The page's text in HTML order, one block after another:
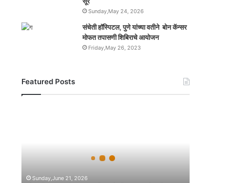
Sunday,May 24, 2026
संचेती हॉस्पिटल, पुणे यांच्या वतीने बोन कॅन्सर
मोफत तपासणी शिबिराचे आयोजन
Friday,May 26, 2023
Featured Posts
Sunday,June 21, 2026